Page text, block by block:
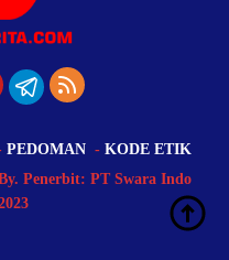
PEDOMAN
KODE ETIK
Penerbit: PT Swara Indo